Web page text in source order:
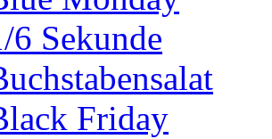
6 Sekunde
Friday